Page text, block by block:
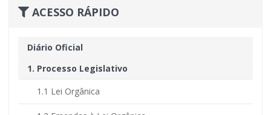
ACESSO RÁPIDO
Diário Oficial
1. Processo Legislativo
1.1 Lei Orgânica